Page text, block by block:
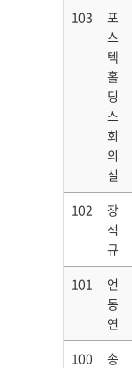
103
포
스
텍
홀
딩
스
회
의
실
102
장
석
규
101
언
동
연
100
송